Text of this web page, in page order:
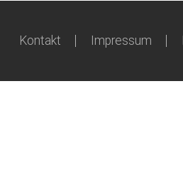
Kontakt Impressum